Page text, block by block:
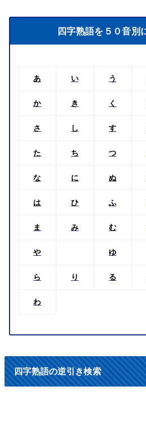
四字熟語を５０音別
あ い う
か き く
さ し す
た ち つ
な に ぬ
は ひ ふ
ま み む
や ゆ
ら り る
わ
四字熟語の逆引き検索